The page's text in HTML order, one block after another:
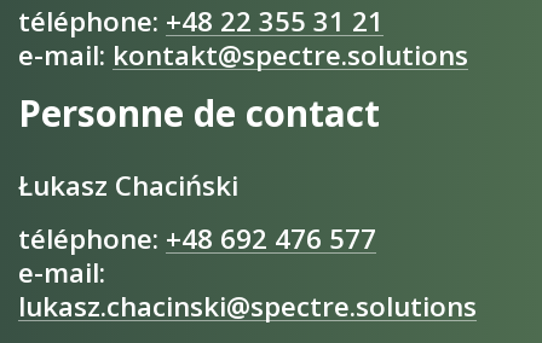
téléphone: +48 22 355 31 21
e-mail: kontakt@spectre.solutions
Personne de contact
Łukasz Chaciński
téléphone: +48 692 476 577
e-mail:
lukasz.chacinski@spectre.solutions